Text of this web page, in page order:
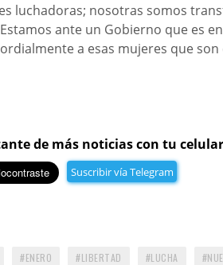
luchadoras; nosotras somos
ante un Gobierno que es
a esas mujeres que son
de más noticias con tu
Suscribir vía Telegram
ENERO LIBERTAD LUCHA